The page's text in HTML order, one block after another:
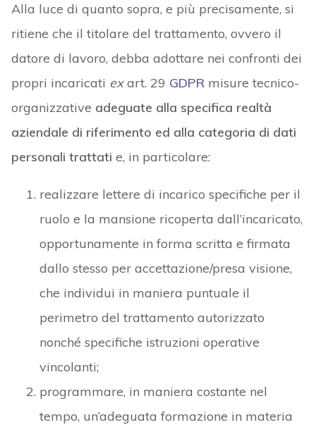
Alla luce di quanto sopra, e più precisamente, si
ritiene che il titolare del trattamento, ovvero il
datore di lavoro, debba adottare nei confronti dei
propri incaricati exart. 29 GDPRmisure tecnico-
organizzative adeguate alla specifica realtà
aziendale di riferimento ed alla categoria di dati
personali trattati e, in particolare:
realizzare lettere di incarico specifiche per il
ruolo e la mansione ricoperta dall’incaricato,
opportunamente in forma scritta e firmata
dallo stesso per accettazione/presa visione,
che individui in maniera puntuale il
perimetro del trattamento autorizzato
nonché specifiche istruzioni operative
vincolanti;
programmare, in maniera costante nel
tempo, un’adeguata formazione in materia